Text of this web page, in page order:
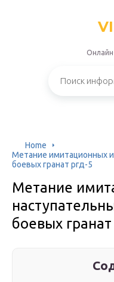
Home
Метание имитационных
боевых гранат ргд-5
Метание
боевых